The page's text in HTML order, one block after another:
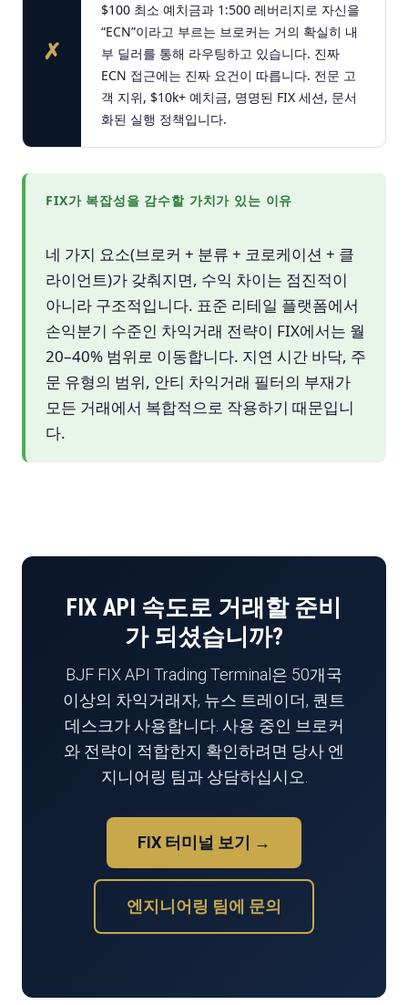
✗
$100 최소 예치금과 1:500 레버리지로 자신을
“ECN”이라고 부르는 브로커는 거의 확실히 내
부 딜러를 통해 라우팅하고 있습니다. 진짜
ECN 접근에는 진짜 요건이 따릅니다. 전문 고
객 지위, $10k+ 예치금, 명명된 FIX 세션, 문서
화된 실행 정책입니다.
FIX가 복잡성을 감수할 가치가 있는 이유
네 가지 요소(브로커 + 분류 + 코로케이션 + 클
라이언트)가 갖춰지면, 수익 차이는 점진적이
아니라 구조적입니다. 표준 리테일 플랫폼에서
손익분기 수준인 차익거래 전략이 FIX에서는 월
20–40% 범위로 이동합니다. 지연 시간 바닥, 주
문 유형의 범위, 안티 차익거래 필터의 부재가
모든 거래에서 복합적으로 작용하기 때문입니
다.
FIX API 속도로 거래할 준비
가 되셨습니까?
BJF FIX API Trading Terminal은 50개국
이상의 차익거래자, 뉴스 트레이더, 퀀트
데스크가 사용합니다. 사용 중인 브로커
와 전략이 적합한지 확인하려면 당사 엔
지니어링 팀과 상담하십시오.
FIX 터미널 보기 →
엔지니어링 팀에 문의